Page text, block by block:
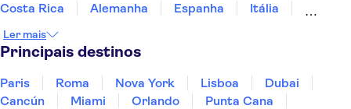
Costa Rica
Alemanha Espanha
Itália
Panamá
Peru
Ler mais
Principais destinos
Paris Roma Nova York Lisboa
Dubai
Cancún
Miami Orlando
Punta Cana